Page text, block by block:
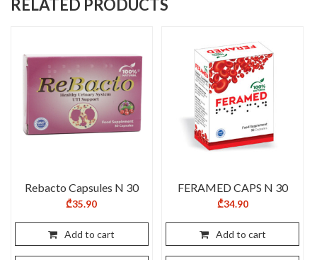
RELATED PRODUCTS
Rebacto Capsules N 30
₾35.90
Add to cart
FERAMED CAPS N 30
₾34.90
Add to cart